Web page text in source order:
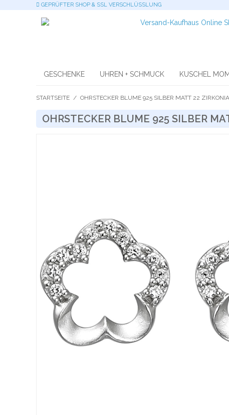
GEPRÜFTER SHOP & SSL VERSCHLÜSSLUNG
GESCHENKE UHREN + SCHMUCK KUSCHEL
STARTSEITE / OHRSTECKER BLUME 925 SILBER MATT 22
OHRSTECKER BLUME 925 SILBER